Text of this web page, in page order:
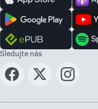
Sledujte nás